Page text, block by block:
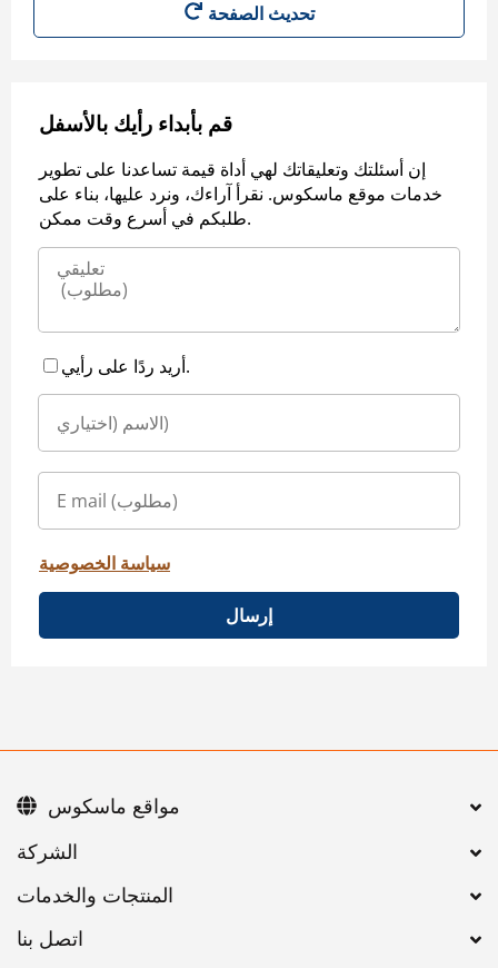
تحديث الصفحة
قم بأبداء رأيك بالأسفل
إن أسئلتك وتعليقاتك لهي أداة قيمة تساعدنا على تطوير
خدمات موقع ماسكوس. نقرأ آراءك، ونرد عليها، بناء على
طلبكم في أسرع وقت ممكن.
أريد ردًا على رأيي.
سياسة الخصوصية
إرسال
اتصل بنا
مواقع ماسكوس